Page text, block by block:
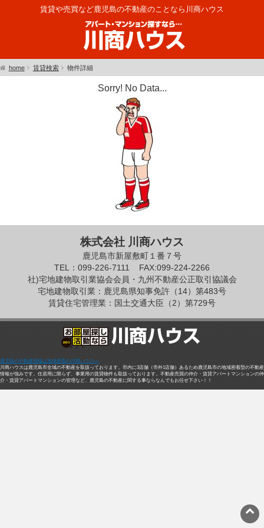
賃貸や売買など鹿児島の不動産のことなら川商ハウス
home 賃貸検索 物件詳細
Sorry! No Data...
株式会社 川商ハウス
鹿児島市新屋敷町１番７号
TEL：099-226-7111
FAX:099-224-2266
社)宅地建物取引業協会会員・九州不動産公正取引協議会
宅地建物取引業：鹿児島県知事免許（14）第483号
賃貸住宅管理業：国土交通大臣（2）第729号
鹿児島の不動産情報は地域密着の川商ハウスへ
川商ハウスは鹿児島市全域の不動産を取扱っております。市内に3店舗（市外1店舗）あるため鹿児島市の地域密着型の不動産
情報が強みです。住居用に限らず、事業用の賃貸物件も取扱っております。不動産売買の仲介・賃貸アパートマンションの仲
介・賃貸アパートマンションの管理など、鹿児島の不動産に関する事ならなんでもお任せ下さい！！